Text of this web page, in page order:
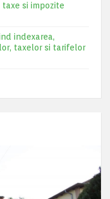
si impozite
indexarea,
taxelor si tarifelor